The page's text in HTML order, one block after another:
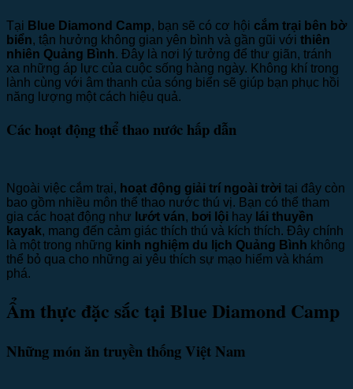
Tại Blue Diamond Camp, bạn sẽ có cơ hội cắm trại bên bờ
biển, tận hưởng không gian yên bình và gần gũi với thiên
nhiên Quảng Bình. Đây là nơi lý tưởng để thư giãn, tránh
xa những áp lực của cuộc sống hàng ngày. Không khí trong
lành cùng với âm thanh của sóng biển sẽ giúp bạn phục hồi
năng lượng một cách hiệu quả.
Các hoạt động thể thao nước hấp dẫn
Ngoài việc cắm trại, hoạt động giải trí ngoài trời tại đây còn
bao gồm nhiều môn thể thao nước thú vị. Bạn có thể tham
gia các hoạt động như lướt ván, bơi lội hay lái thuyền
kayak, mang đến cảm giác thích thú và kích thích. Đây chính
là một trong những kinh nghiệm du lịch Quảng Bình không
thể bỏ qua cho những ai yêu thích sự mạo hiểm và khám
phá.
Ẩm thực đặc sắc tại Blue Diamond Camp
Những món ăn truyền thống Việt Nam